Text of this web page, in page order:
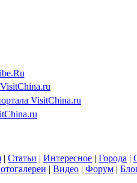
VisitChina.ru
| Статьи | Интересное | Города |
| Видео | Форум |